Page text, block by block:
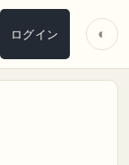
ログイン ◐